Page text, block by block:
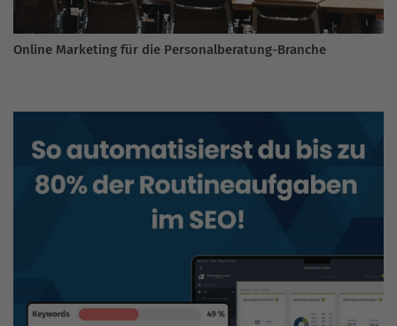
Online Marketing für die Personalberatung-Branche